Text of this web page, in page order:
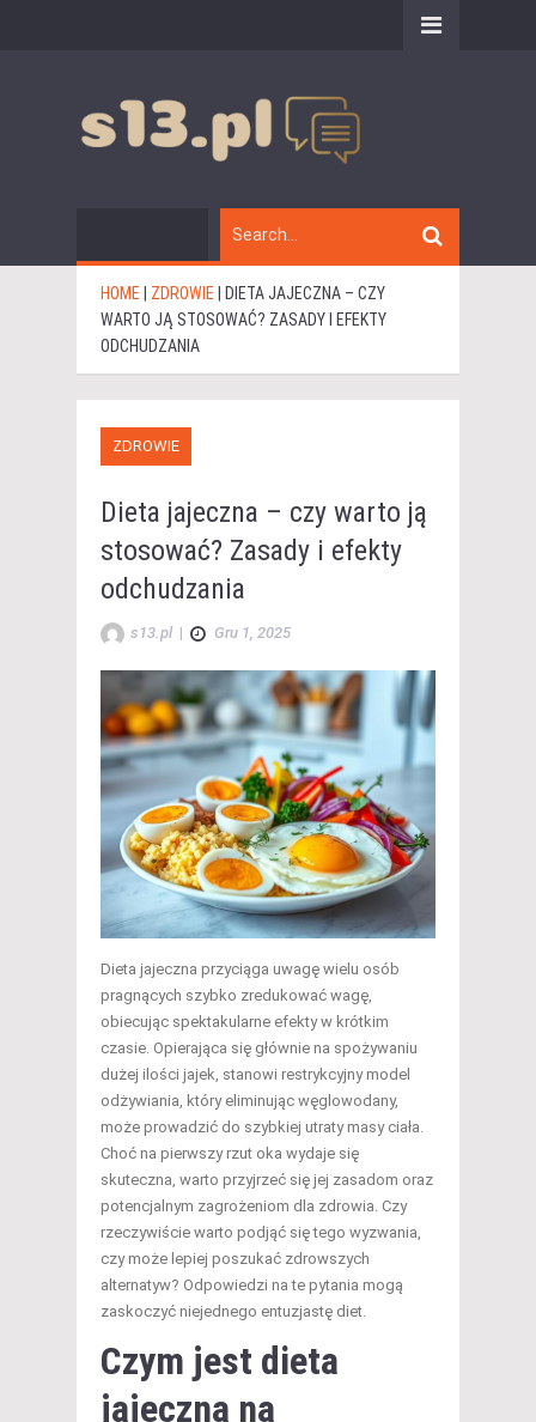
HOME ZDROWIE
DIETA JAJECZNA – CZY
WARTO JĄ STOSOWAĆ? ZASADY I EFEKTY
ODCHUDZANIA
ZDROWIE
Dieta jajeczna – czy warto ją
stosować? Zasady i efekty
odchudzania
s13.pl | Gru 1, 2025
Dieta jajeczna przyciąga uwagę wielu osób
pragnących szybko zredukować wagę,
obiecując spektakularne efekty w krótkim
czasie. Opierająca się głównie na spożywaniu
dużej ilości jajek, stanowi restrykcyjny model
odżywiania, który eliminując węglowodany,
może prowadzić do szybkiej utraty masy ciała.
Choć na pierwszy rzut oka wydaje się
skuteczna, warto przyjrzeć się jej zasadom oraz
potencjalnym zagrożeniom dla zdrowia. Czy
rzeczywiście warto podjąć się tego wyzwania,
czy może lepiej poszukać zdrowszych
alternatyw? Odpowiedzi na te pytania mogą
zaskoczyć niejednego entuzjastę diet.
Czym jest dieta
jajeczna na